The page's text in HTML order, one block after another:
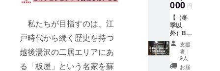
私たちが目指すのは、江
戸時代から続く歴史を持つ
越後湯沢の二居エリアにあ
る「板屋」という名家を蘇
り、文
字数や
ロゴの
縦横比
により
調整さ
せてい
ただき
ます。
費：支
援者様
の交通
費や滞
在費は
各自で
ご負担
くださ
い。 ・
一級建
築士の
熊谷が
相談を
実施致
しま
す。 ・
具体的
な収支
000 円
【（冬
季以
外）B
ルーム1
日優先
予約権
（フジ
支援
者：
9人
お届